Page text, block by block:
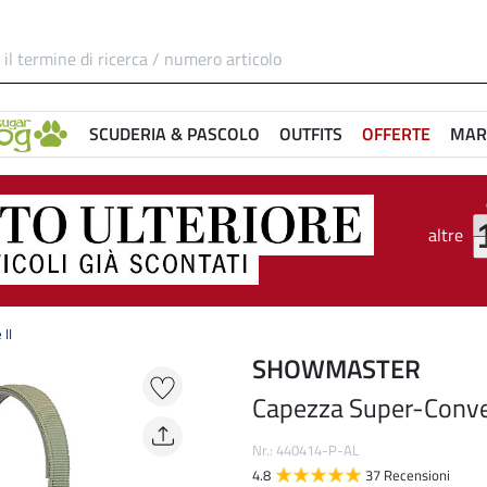
SCUDERIA & PASCOLO OUTFITS OFFERTE
altre
II
SHOWMASTER
Capezza Super-
Nr.: 440414-P-AL
4.8
37 Recensioni